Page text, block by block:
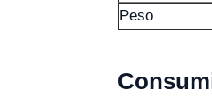
Peso